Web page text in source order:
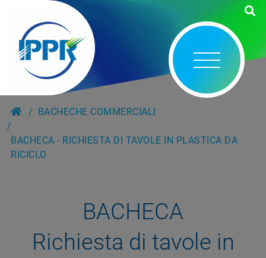
BACHECHE COMMERCIALI
BACHECA - RICHIESTA DI TAVOLE IN PLASTICA DA
RICICLO
BACHECA
Richiesta di tavole in